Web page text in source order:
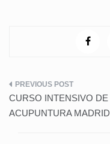
Navegación
de
CURSO INTENSIVO DE
ACUPUNTURA MADRID